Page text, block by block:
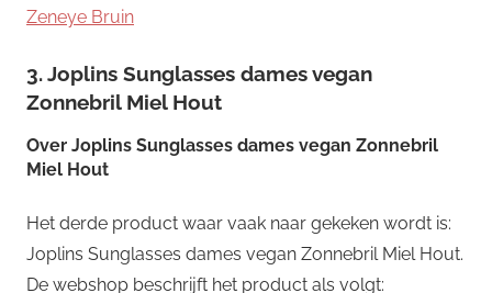
Zeneye Bruin
3. Joplins Sunglasses dames vegan
Zonnebril Miel Hout
Over Joplins Sunglasses dames vegan Zonnebril
Miel Hout
Het derde product waar vaak naar gekeken wordt is:
Joplins Sunglasses dames vegan Zonnebril Miel Hout.
De webshop beschrijft het product als volgt: